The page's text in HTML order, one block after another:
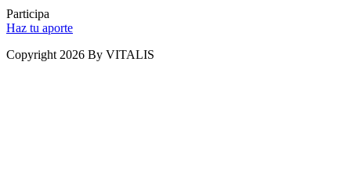
Participa
Haz tu aporte
Copyright 2026 By VITALIS